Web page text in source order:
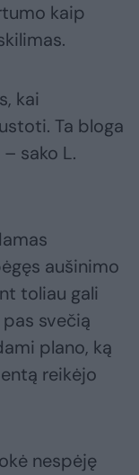
kaip
kai
Ta bloga
sako L.
aušinimo
toliau gali
svečią
plano, ką
reikėjo
nespėję